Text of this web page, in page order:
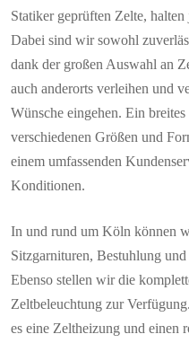
Statiker geprüften Zelte,
Dabei sind wir sowohl
dank der großen Auswahl an
auch anderorts verleihen und
Wünsche eingehen. Ein
verschiedenen Größen und
einem umfassenden
Konditionen.
In und rund um Köln können
Sitzgarnituren, Bestuhlung
Ebenso stellen wir die
Zeltbeleuchtung zur
es eine Zeltheizung und einen